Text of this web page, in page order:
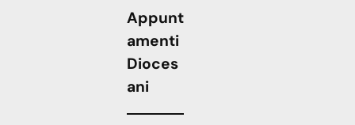
Appunt
amenti
Dioces
ani